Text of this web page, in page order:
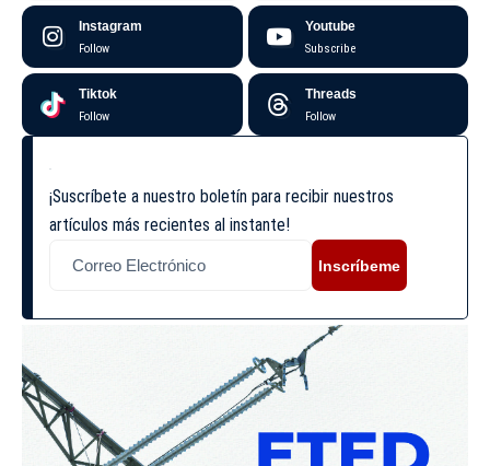
Instagram
Follow
Youtube
Subscribe
Tiktok
Follow
Threads
Follow
¡Suscríbete a nuestro boletín para recibir nuestros
artículos más recientes al instante!
Inscríbeme